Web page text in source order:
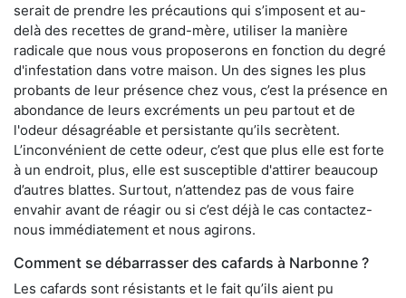
serait de prendre les précautions qui s’imposent et au-
delà des recettes de grand-mère, utiliser la manière
radicale que nous vous proposerons en fonction du degré
d'infestation dans votre maison. Un des signes les plus
probants de leur présence chez vous, c’est la présence en
abondance de leurs excréments un peu partout et de
l'odeur désagréable et persistante qu’ils secrètent.
L’inconvénient de cette odeur, c’est que plus elle est forte
à un endroit, plus, elle est susceptible d'attirer beaucoup
d’autres blattes. Surtout, n’attendez pas de vous faire
envahir avant de réagir ou si c’est déjà le cas contactez-
nous immédiatement et nous agirons.
Comment se débarrasser des cafards à Narbonne ?
Les cafards sont résistants et le fait qu’ils aient pu